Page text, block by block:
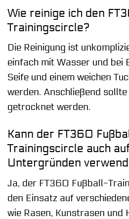
Wie reinige ich den
Trainingscircle?
Die Reinigung ist
einfach mit Wasser und bei
Seife und einem weichen
werden. Anschließend
getrocknet werden.
Kann der FT360
Trainingscircle auch
Untergründen
Ja, der FT360 Fußball-
den Einsatz auf
wie Rasen, Kunstrasen und